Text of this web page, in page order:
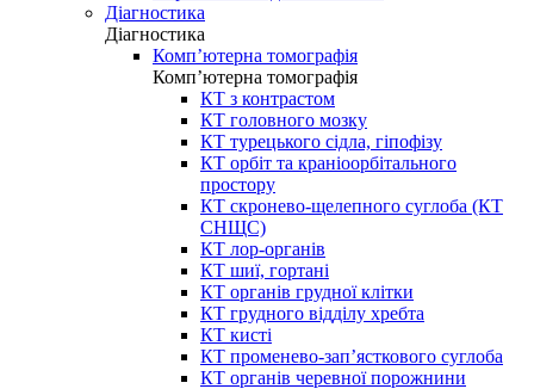
Діагностика
Діагностика
Комп’ютерна томографія
Комп’ютерна томографія
КТ з контрастом
КТ головного мозку
КТ турецького сідла, гіпофізу
КТ орбіт та краніоорбітального
простору
КТ скронево-щелепного суглоба (КТ
СНЩС)
КТ лор-органів
КТ шиї, гортані
КТ органів грудної клітки
КТ грудного відділу хребта
КТ кисті
КТ променево-зап’ясткового суглоба
КТ органів черевної порожнини